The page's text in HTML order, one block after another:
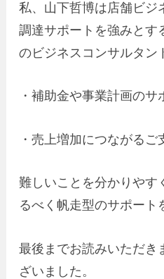
私、山下哲博は店舗ビジ
調達サポートを強みとす
のビジネスコンサルタン
・補助金や事業計画のサ
・売上増加につながるご
難しいことを分かりやす
るべく帆走型のサポート
最後までお読みいただき
ざいました。